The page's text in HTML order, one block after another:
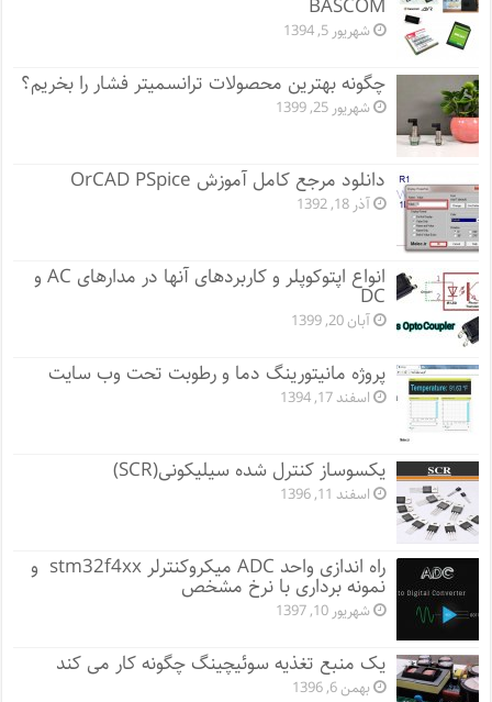
BASCOM
شهریور 5, 1394
چگونه بهترین محصولات ترانسمیتر فشار را بخریم؟
شهریور 25, 1399
دانلود مرجع کامل آموزش OrCAD PSpice
آذر 18, 1392
انواع اپتوکوپلر و کاربردهای آنها در مدارهای AC و
DC
آبان 20, 1399
پروژه مانيتورينگ دما و رطوبت تحت وب سایت
اسفند 17, 1394
یکسوساز کنترل شده سیلیکونی(SCR)
اسفند 11, 1396
راه اندازی واحد ADC میکروکنترلر stm32f4xx و
نمونه برداری با نرخ مشخص
شهریور 10, 1397
یک منبع تغذیه سوئیچینگ چگونه کار می کند
بهمن 6, 1396